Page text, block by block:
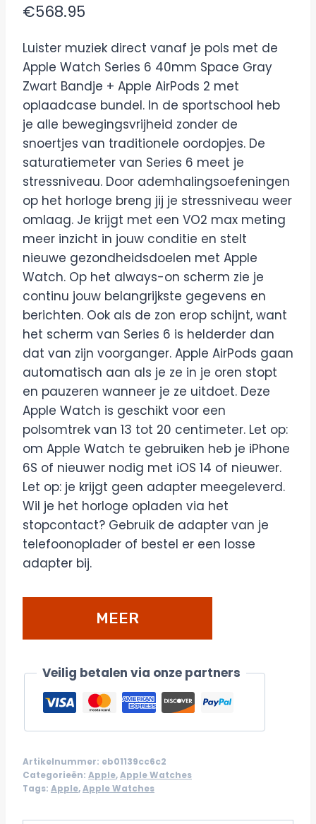
€568.95
Luister muziek direct vanaf je pols met de
Apple Watch Series 6 40mm Space Gray
Zwart Bandje + Apple AirPods 2 met
oplaadcase bundel. In de sportschool heb
je alle bewegingsvrijheid zonder de
snoertjes van traditionele oordopjes. De
saturatiemeter van Series 6 meet je
stressniveau. Door ademhalingsoefeningen
op het horloge breng jij je stressniveau weer
omlaag. Je krijgt met een VO2 max meting
meer inzicht in jouw conditie en stelt
nieuwe gezondheidsdoelen met Apple
Watch. Op het always-on scherm zie je
continu jouw belangrijkste gegevens en
berichten. Ook als de zon erop schijnt, want
het scherm van Series 6 is helderder dan
dat van zijn voorganger. Apple AirPods gaan
automatisch aan als je ze in je oren stopt
en pauzeren wanneer je ze uitdoet. Deze
Apple Watch is geschikt voor een
polsomtrek van 13 tot 20 centimeter. Let op:
om Apple Watch te gebruiken heb je iPhone
6S of nieuwer nodig met iOS 14 of nieuwer.
Let op: je krijgt geen adapter meegeleverd.
Wil je het horloge opladen via het
stopcontact? Gebruik de adapter van je
telefoonoplader of bestel er een losse
adapter bij.
MEER
Veilig betalen via onze partners
Artikelnummer: eb01139cc6c2
Categorieën: Apple,Apple Watches
Tags: Apple,Apple Watches